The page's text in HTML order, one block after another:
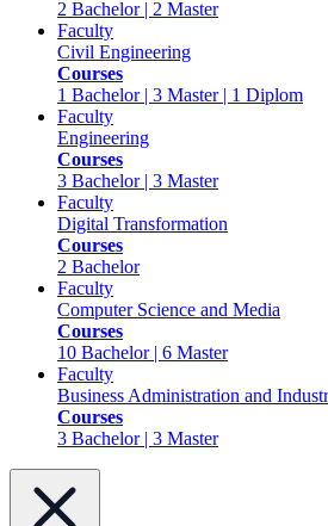
2 Bachelor | 2 Master
Faculty
Civil Engineering
Courses
1 Bachelor | 3 Master | 1 Diplom
Faculty
Engineering
Courses
3 Bachelor | 3 Master
Faculty
Digital Transformation
Courses
2 Bachelor
Faculty
Computer Science and Media
Courses
10 Bachelor | 6 Master
Faculty
Business Administration and
Courses
3 Bachelor | 3 Master